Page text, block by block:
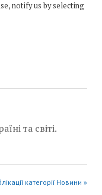
notify us by selecting
та світі.
категорії Новини »